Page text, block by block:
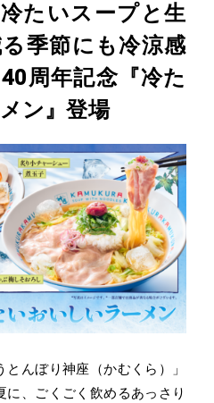
ビリティ
知らせ
い合わせ
たいスープと生
季節にも冷涼感
周年記念『冷た
ン』登場
んぼり神座（かむくら）」
、ごくごく飲めるあっさり